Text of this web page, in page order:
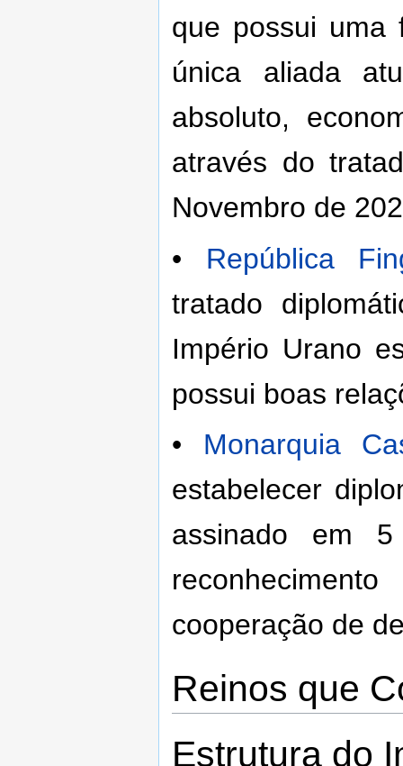
que possui uma
única aliada
absoluto,
através do
Novembro de
• República
tratado
Império Urano
possui boas
• Monarquia
estabelecer
assinado em
cooperação de
Reinos que
Estrutura do